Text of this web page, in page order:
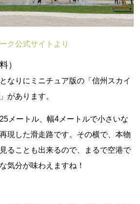
ク公式サイトより
）
なりにミニチュア版の「信州スカイ
があります。
メートル、幅4メートルで小さいな
現した滑走路です。その横で、本物
ることも出来るので、まるで空港で
気分が味わえますね！